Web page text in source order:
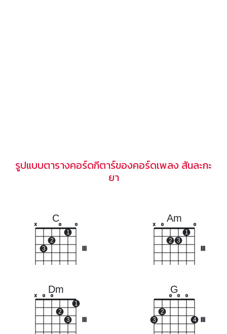
รูปแบบตารางคอร์ดกีตาร์ของคอร์ดเพลง สันละกะ
ยา
C
x
3
2
o
1
o
Am
x o
2 3
1
o
Dm
x o o
2
3
1
G
3
2
o o o
4